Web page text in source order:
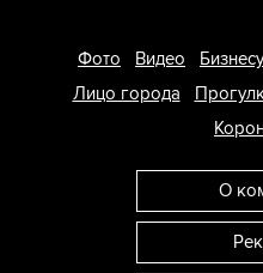
Фото Видео
Лицо города
О